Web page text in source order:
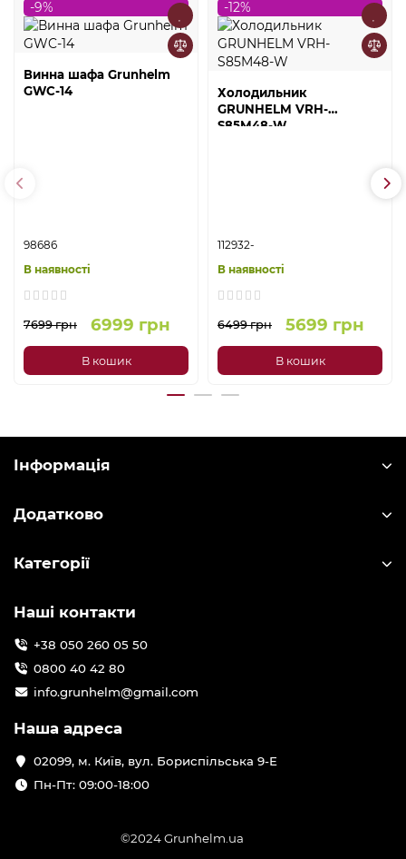
-9%
Винна шафа Grunhelm
GWC-14
98686
В наявності
7699 грн 6999 грн
В кошик
-12%
Холодильник
GRUNHELM VRH-
S85M48-W
112932-
В наявності
6499 грн 5699 грн
В кошик
Інформація
Додатково
Категорії
Наші контакти
+38 050 260 05 50
0800 40 42 80
info.grunhelm@gmail.com
Наша адреса
02099, м. Київ, вул. Бориспільська 9-Е
Пн-Пт: 09:00-18:00
©2024 Grunhelm.ua